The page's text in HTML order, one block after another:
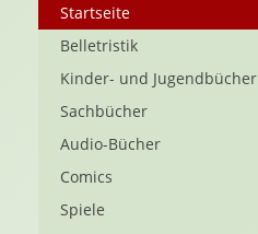
Startseite
Belletristik
Kinder- und Jugendbücher
Sachbücher
Audio-Bücher
Comics
Spiele